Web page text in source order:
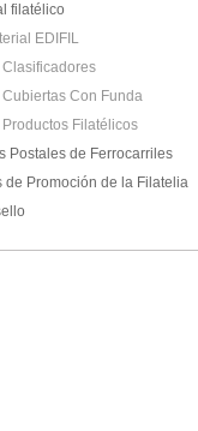
filatélico
EDIFIL
Clasificadores
Cubiertas Con Funda
Productos Filatélicos
Postales de Ferrocarriles
de Promoción de la Filatelia